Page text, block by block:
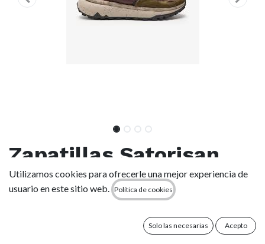
Zapatillas Satorisan
Chacrona Metta
Buckingham - Polo
Utilizamos cookies para ofrecerle una mejor experiencia de
usuario en este sitio web.
Política de cookies
Solo las necesarias Acepto